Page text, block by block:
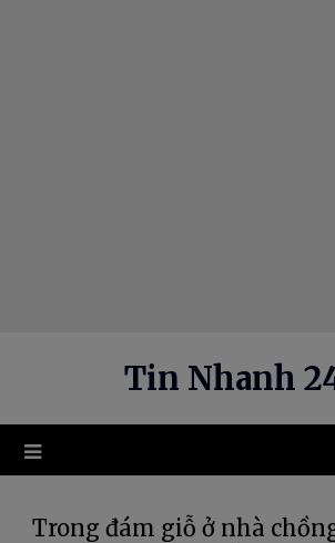
Tin Nhanh
Trong đám giỗ ở nhà